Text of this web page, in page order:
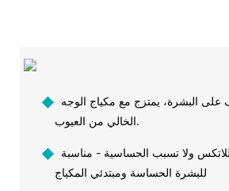
◆
الخالي من العيوب.
◆
للبشرة الحساسة ومبتدئي المكياج